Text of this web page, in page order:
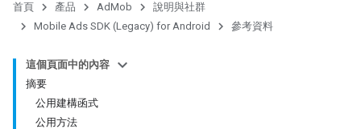
首頁 產品 AdMob
說明與社群
Mobile Ads SDK (Legacy) for Android
參考資料
這個頁面中的內容
摘要
公用建構函式
公用方法